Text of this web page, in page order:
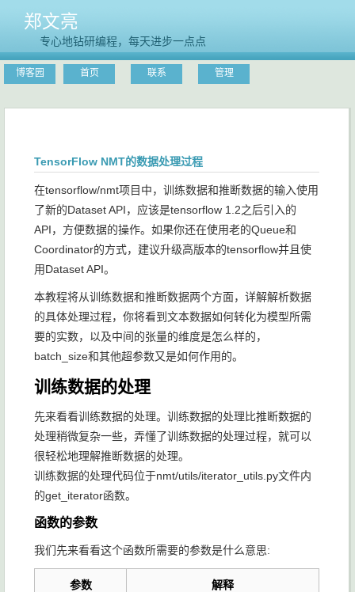
郑文亮
专心地钻研编程，每天进步一点点
博客园 首页 联系 管理
TensorFlow NMT的数据处理过程
在tensorflow/nmt项目中，训练数据和推断数据的输入使用
了新的Dataset API，应该是tensorflow 1.2之后引入的
API，方便数据的操作。如果你还在使用老的Queue和
Coordinator的方式，建议升级高版本的tensorflow并且使
用Dataset API。
本教程将从训练数据和推断数据两个方面，详解解析数据
的具体处理过程，你将看到文本数据如何转化为模型所需
要的实数，以及中间的张量的维度是怎么样的，
batch_size和其他超参数又是如何作用的。
训练数据的处理
先来看看训练数据的处理。训练数据的处理比推断数据的
处理稍微复杂一些，弄懂了训练数据的处理过程，就可以
很轻松地理解推断数据的处理。
训练数据的处理代码位于nmt/utils/iterator_utils.py文件内
的get_iterator函数。
函数的参数
我们先来看看这个函数所需要的参数是什么意思:
参数 解释